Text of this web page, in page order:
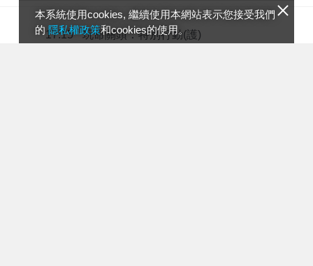
本系統使用cookies, 繼續使用本網站表示您接受我們
的隱私權政策和cookies的使用。
17:15 玩命關頭：特別行動(護)